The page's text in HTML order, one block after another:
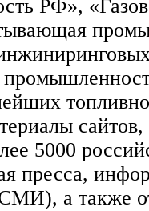
РФ»,
5000
пресса,
а также